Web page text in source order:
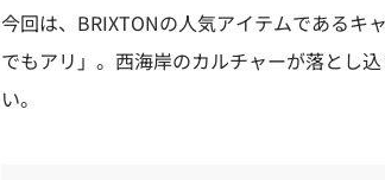
今回は、BRIXTONの人気アイテムであるキ
でもアリ」。西海岸のカルチャーが落とし
い。